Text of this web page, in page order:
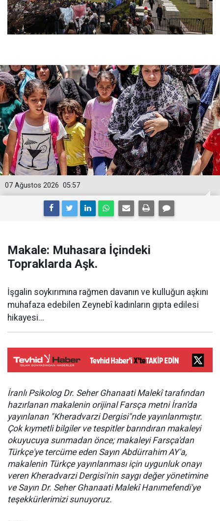
05:57
07 Ağustos 2026
Makale: Muhasara İçindeki
Topraklarda Aşk.
İşgalin soykırımına rağmen davanın ve kulluğun aşkını
muhafaza edebilen Zeynebî kadınların gıpta edilesi
hikayesi...
İranlı Psikolog Dr. Seher Ghanaati Malekî tarafından
hazırlanan makalenin orijinal Farsça metni İran'da
yayınlanan "Kheradvarzi Dergisi"nde yayınlanmıştır.
Çok kıymetli bilgiler ve tespitler barındıran makaleyi
okuyucuya sunmadan önce; makaleyi Farsça'dan
Türkçe'ye tercüme eden Sayın Abdürrahim AY'a,
makalenin Türkçe yayınlanması için uygunluk onayı
veren Kheradvarzi Dergisi'nin saygı değer yönetimine
ve Sayın Dr. Seher Ghanaati Malekî Hanımefendi'ye
teşekkürlerimizi sunuyoruz.